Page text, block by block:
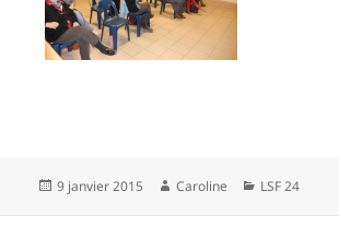
Publié
9 janvier 2015 Auteur
Caroline Catégories
LSF 24